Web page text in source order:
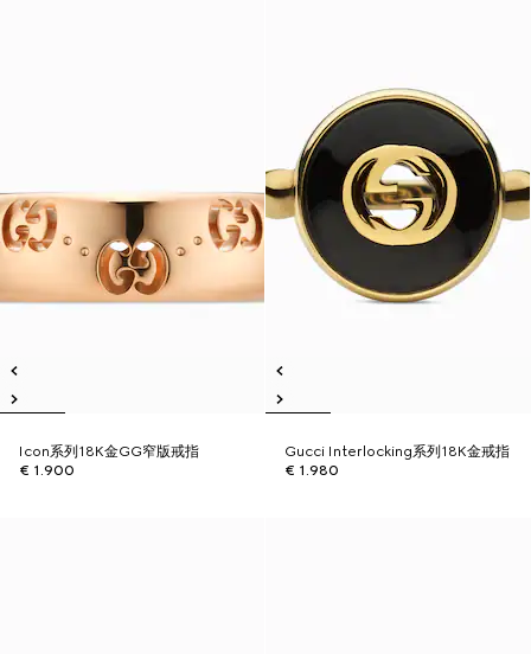
Icon系列18K金GG窄版戒指
€ 1.900
Gucci Interlocking系列18K金戒指
€ 1.980